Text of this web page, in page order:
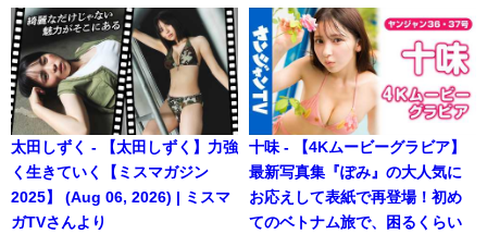
太田しずく - 【太田しずく】力強
く生きていく【ミスマガジン
2025】 (Aug 06, 2026) | ミスマ
ガTVさんより
十味 - 【4Kムービーグラビア】
最新写真集『ぽみ』の大人気に
お応えして表紙で再登場！初め
てのベトナム旅で、困るくらい